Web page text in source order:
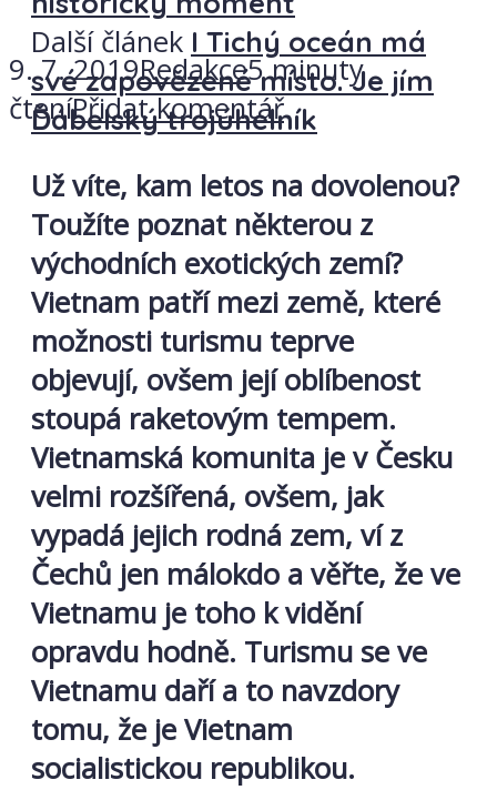
9. 7. 2019Redakce5 minuty
čteníPřidat komentář
Další článek I Tichý oceán má
své zapovězené místo. Je jím
Ďábelský trojúhelník
Už víte, kam letos na dovolenou?
Toužíte poznat některou z
východních exotických zemí?
Vietnam patří mezi země, které
možnosti turismu teprve
objevují, ovšem její oblíbenost
stoupá raketovým tempem.
Vietnamská komunita je v Česku
velmi rozšířená, ovšem, jak
vypadá jejich rodná zem, ví z
Čechů jen málokdo a věřte, že ve
Vietnamu je toho k vidění
opravdu hodně. Turismu se ve
Vietnamu daří a to navzdory
tomu, že je Vietnam
socialistickou republikou.